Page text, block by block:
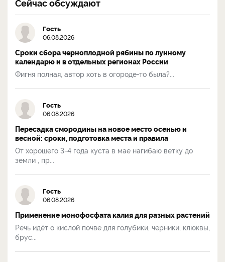
Сейчас обсуждают
Гость
06.08.2026
Сроки сбора черноплодной рябины по лунному
календарю и в отдельных регионах России
Фигня полная, автор хоть в огороде-то была?...
Гость
06.08.2026
Пересадка смородины на новое место осенью и
весной: сроки, подготовка места и правила
От хорошего 3-4 года куста в мае нагибаю ветку до
земли , пр...
Гость
06.08.2026
Применение монофосфата калия для разных растений
Речь идёт о кислой почве для голубики, черники, клюквы,
брус...